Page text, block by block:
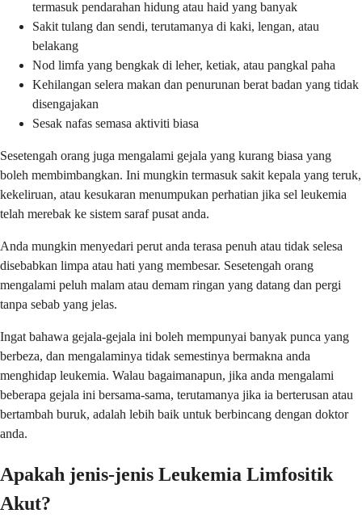
termasuk pendarahan hidung atau haid yang banyak
Sakit tulang dan sendi, terutamanya di kaki, lengan, atau
belakang
Nod limfa yang bengkak di leher, ketiak, atau pangkal paha
Kehilangan selera makan dan penurunan berat badan yang tidak
disengajakan
Sesak nafas semasa aktiviti biasa
Sesetengah orang juga mengalami gejala yang kurang biasa yang
boleh membimbangkan. Ini mungkin termasuk sakit kepala yang teruk,
kekeliruan, atau kesukaran menumpukan perhatian jika sel leukemia
telah merebak ke sistem saraf pusat anda.
Anda mungkin menyedari perut anda terasa penuh atau tidak selesa
disebabkan limpa atau hati yang membesar. Sesetengah orang
mengalami peluh malam atau demam ringan yang datang dan pergi
tanpa sebab yang jelas.
Ingat bahawa gejala-gejala ini boleh mempunyai banyak punca yang
berbeza, dan mengalaminya tidak semestinya bermakna anda
menghidap leukemia. Walau bagaimanapun, jika anda mengalami
beberapa gejala ini bersama-sama, terutamanya jika ia berterusan atau
bertambah buruk, adalah lebih baik untuk berbincang dengan doktor
anda.
Apakah jenis-jenis Leukemia Limfositik
Akut?